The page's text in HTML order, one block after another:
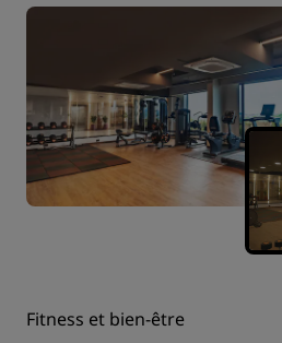
Fitness et bien-être